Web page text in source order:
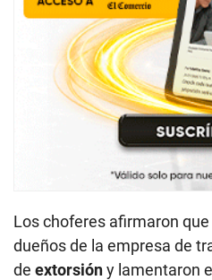
Los choferes afirmaron
dueños de la empresa de
de extorsióny lamentaron